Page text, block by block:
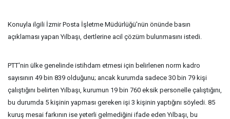
Konuyla ilgili İzmir Posta İşletme Müdürlüğü'nün önünde basın
açıklaması yapan Yılbaşı, dertlerine acil çözüm bulunmasını istedi.
PTT'nin ülke genelinde istihdam etmesi için belirlenen norm kadro
sayısının 49 bin 839 olduğunu; ancak kurumda sadece 30 bin 79 kişi
çalıştığını belirten Yılbaşı, kurumun 19 bin 760 eksik personelle çalıştığını,
bu durumda 5 kişinin yapması gereken işi 3 kişinin yaptığını söyledi. 85
kuruş mesai farkının ise yeterli gelmediğini ifade eden Yılbaşı, bu